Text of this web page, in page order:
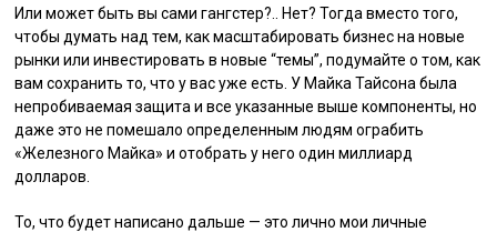
Или может быть вы сами гангстер?.. Нет? Тогда вместо того,
чтобы думать над тем, как масштабировать бизнес на новые
рынки или инвестировать в новые “темы”, подумайте о том, как
вам сохранить то, что у вас уже есть. У Майка Тайсона была
непробиваемая защита и все указанные выше компоненты, но
даже это не помешало определенным людям ограбить
«Железного Майка» и отобрать у него один миллиард
долларов.
То, что будет написано дальше — это лично мои личные